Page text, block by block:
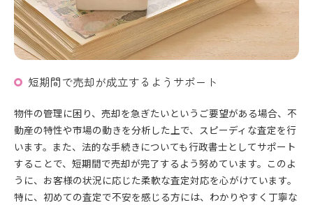
短期間で売却が成立するようサポート
物件の管理に困り、売却を急ぎたいというご要望がある場合、不
動産の特性や市場の動きを分析した上で、スピーディな査定を行
います。また、法的な手続きについても行政書士としてサポート
することで、短期間で売却が完了するよう努めています。このよ
うに、お客様の状況に応じた柔軟な査定対応を心がけています。
特に、初めての査定で不安を感じる方には、わかりやすく丁寧な